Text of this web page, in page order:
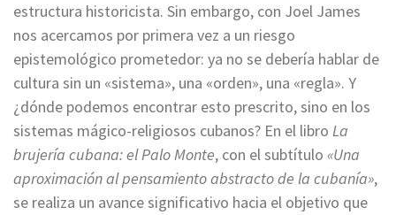
estructura historicista. Sin embargo, con Joel James
nos acercamos por primera vez a un riesgo
epistemológico prometedor: ya no se debería hablar de
cultura sin un «sistema», una «orden», una «regla». Y
¿dónde podemos encontrar esto prescrito, sino en los
sistemas mágico-religiosos cubanos? En el libro La
brujería cubana: el Palo Monte, con el subtítulo «Una
aproximación al pensamiento abstracto de la cubanía»,
se realiza un avance significativo hacia el objetivo que